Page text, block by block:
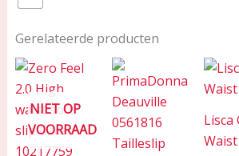
Gerelateerde producten
NIET OP
VOORRAAD
Lisca